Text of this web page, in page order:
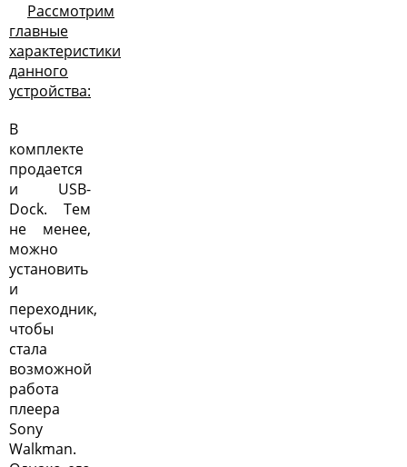
Рассмотрим
главные
характеристики
данного
устройства:
В
комплекте
продается
и USB-
Dock. Тем
не менее,
можно
установить
и
переходник,
чтобы
стала
возможной
работа
плеера
Sony
Walkman.